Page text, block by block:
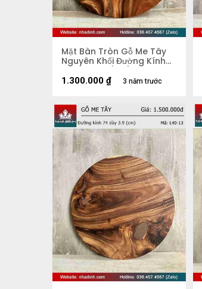
Mặt Bàn Tròn Gỗ Me Tây
Nguyên Khối Đường Kính
67 Dày 4,2 (cm)
3 năm trước
1.300.000 ₫